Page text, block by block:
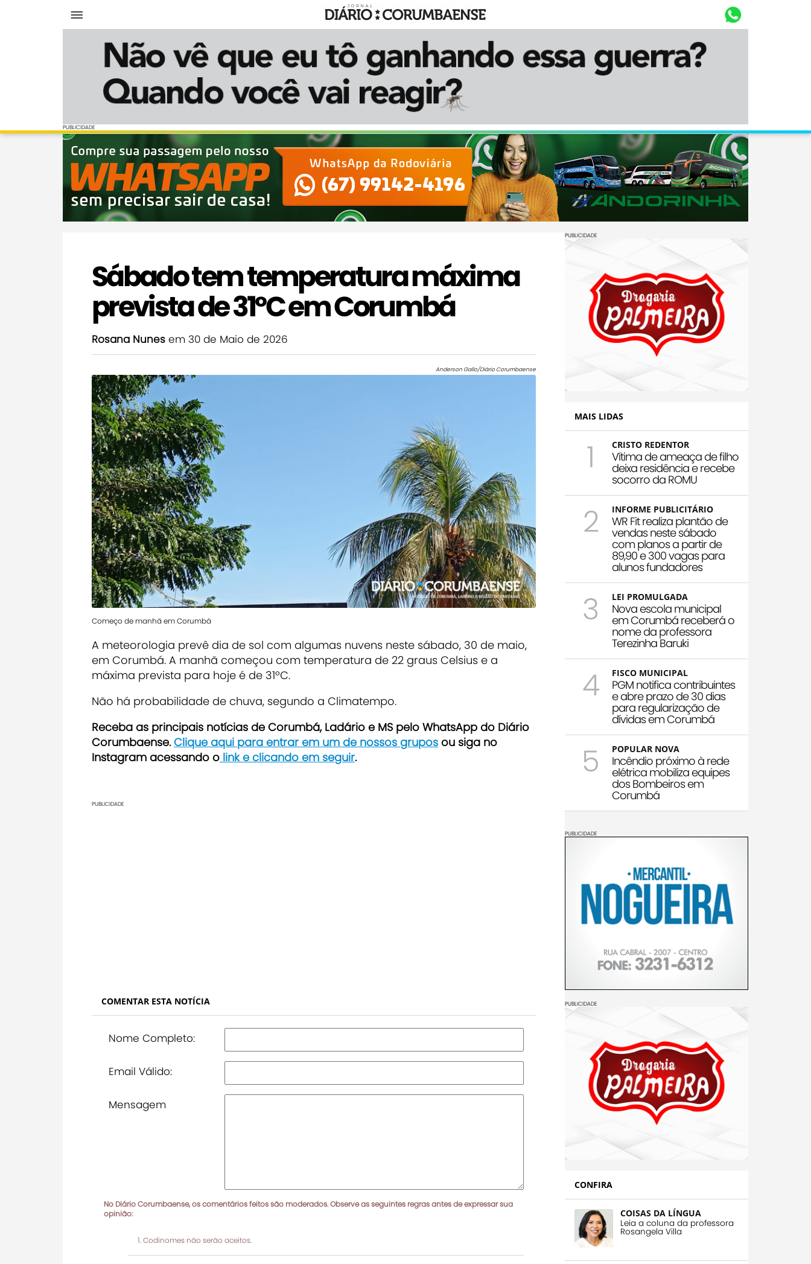
Diário Corumbaense
PUBLICIDADE
PUBLICIDADE
Sábado tem temperatura máxima
prevista de 31ºC em Corumbá
Rosana Nunes em 30 de Maio de 2026
Anderson Gallo/Diário Corumbaense
Começo de manhã em Corumbá
A meteorologia prevê dia de sol com algumas nuvens neste sábado, 30 de maio,
em Corumbá. A manhã começou com temperatura de 22 graus Celsius e a
máxima prevista para hoje é de 31ºC.
Não há probabilidade de chuva, segundo a Climatempo.
Receba as principais notícias de Corumbá, Ladário e MS pelo WhatsApp do Diário
Corumbaense.Clique aqui para entrar em um de nossos grupos ou siga no
Instagram acessando o link e clicando em seguir.
PUBLICIDADE
COMENTAR ESTA NOTÍCIA
Nome Completo:
Email Válido:
Mensagem
No Diário Corumbaense, os comentários feitos são moderados. Observe as seguintes regras antes de expressar sua
opinião:
Codinomes não serão aceitos.
PUBLICIDADE
MAIS LIDAS
1 CRISTO REDENTOR
Vítima de ameaça de filho
deixa residência e recebe
socorro da ROMU
2 INFORME PUBLICITÁRIO
WR Fit realiza plantão de
vendas neste sábado
com planos a partir de
89,90 e 300 vagas para
alunos fundadores
3 LEI PROMULGADA
Nova escola municipal
em Corumbá receberá o
nome da professora
Terezinha Baruki
4 FISCO MUNICIPAL
PGM notifica contribuintes
e abre prazo de 30 dias
para regularização de
dívidas em Corumbá
5 POPULAR NOVA
Incêndio próximo à rede
elétrica mobiliza equipes
dos Bombeiros em
Corumbá
PUBLICIDADE
PUBLICIDADE
CONFIRA
COISAS DA LÍNGUA
Leia a coluna da professora
Rosangela Villa